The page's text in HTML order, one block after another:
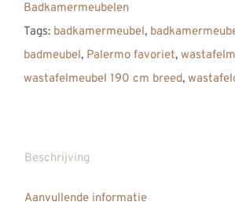
Quartiers
Oak
Painted
Cafe
Solid
Corian
Badkamermeubelen
Tags: badkamermeubel,
badmeubel, Palermo favoriet,
wastafelmeubel 190 cm breed,
Beschrijving
Aanvullende informatie